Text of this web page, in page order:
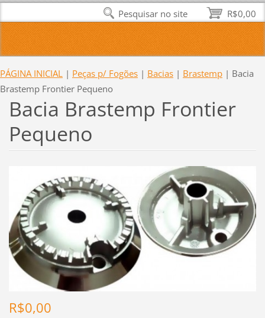
PÁGINA INICIAL | Peças p/ Fogões | Bacias | Brastemp | Bacia
Brastemp Frontier Pequeno
Bacia Brastemp Frontier
Pequeno
R$0,00
R$0,00
Pesquisar no site